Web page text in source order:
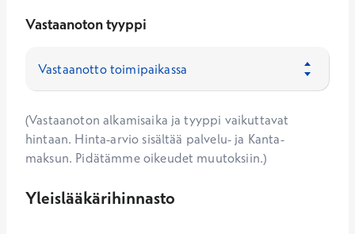
Vastaanoton tyyppi
(Vastaanoton alkamisaika ja tyyppi vaikuttavat
hintaan. Hinta-arvio sisältää palvelu- ja Kanta-
maksun. Pidätämme oikeudet muutoksiin.)
Yleislääkärihinnasto